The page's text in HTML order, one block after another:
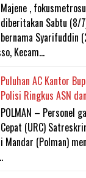
Majene ,
diberitakan Sabtu (8/
bernama Syarifuddin
Kecam...
Puluhan AC Kantor
Polisi Ringkus ASN
POLMAN – Personel
Cepat (URC)
Mandar (Polman)